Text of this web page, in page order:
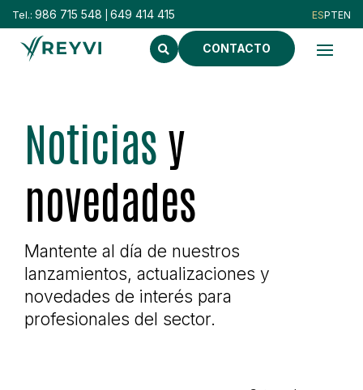
Tel.: 986 715 548 649 414 415
CONTACTO
Noticias y
novedades
Mantente al día de nuestros
lanzamientos, actualizaciones y
novedades de interés para
profesionales del sector.